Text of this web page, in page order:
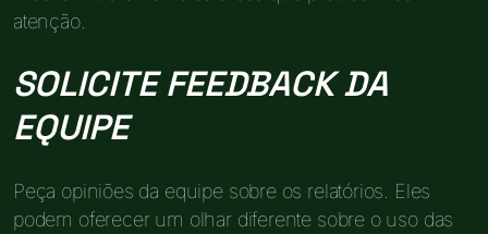
atenção.
SOLICITE FEEDBACK DA
EQUIPE
Peça opiniões da equipe sobre os relatórios. Eles
podem oferecer um olhar diferente sobre o uso das